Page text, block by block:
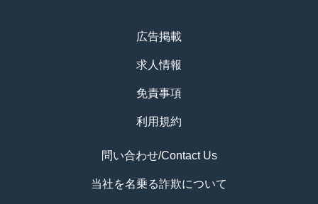
広告掲載
求人情報
免責事項
利用規約
問い合わせ/Contact Us
当社を名乗る詐欺について